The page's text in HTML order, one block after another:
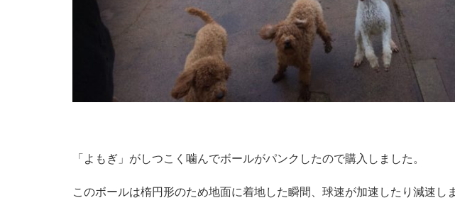
「よもぎ」がしつこく噛んでボールがパンクしたので購入しました。
このボールは楕円形のため地面に着地した瞬間、球速が加速したり減速し